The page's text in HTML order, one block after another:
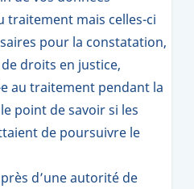
traitement mais celles-ci
pour la constatation,
droits en justice,
au traitement pendant la
point de savoir si les
de poursuivre le
d’une autorité de